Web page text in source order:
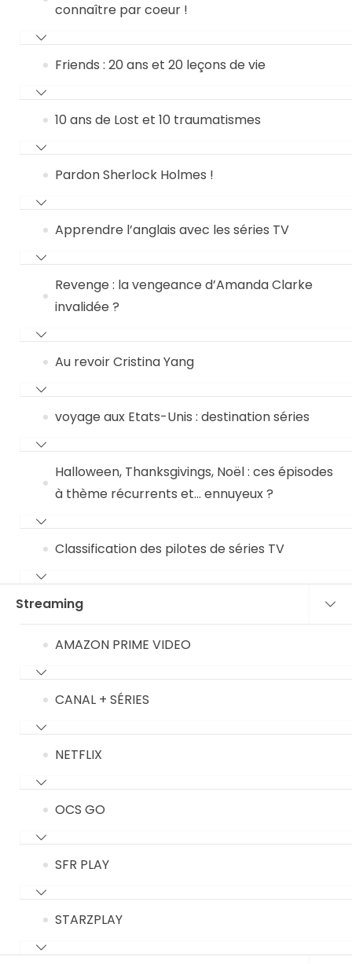
connaître par coeur !
Friends : 20 ans et 20 leçons de vie
10 ans de Lost et 10 traumatismes
Pardon Sherlock Holmes !
Apprendre l’anglais avec les séries TV
Revenge : la vengeance d’Amanda Clarke
invalidée ?
Au revoir Cristina Yang
voyage aux Etats-Unis : destination séries
Halloween, Thanksgivings, Noël : ces épisodes
à thème récurrents et… ennuyeux ?
Classification des pilotes de séries TV
Streaming
AMAZON PRIME VIDEO
CANAL + SÉRIES
NETFLIX
OCS GO
SFR PLAY
STARZPLAY